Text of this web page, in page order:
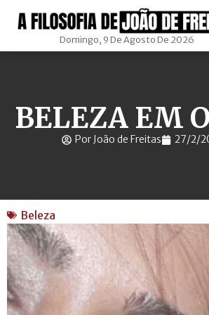
Domingo, 9 De Agosto De 2026
BELEZA EM
Por João de Freitas 27/2/
Beleza